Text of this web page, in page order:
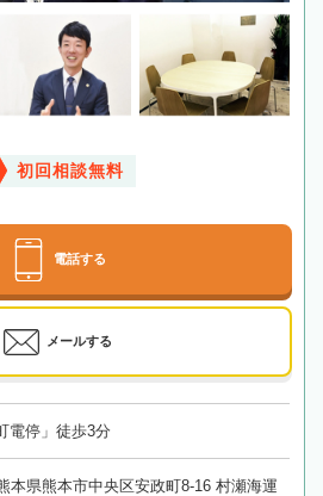
初回相談無料
電話する
メールする
電停」徒歩3分
本県熊本市中央区安政町8-16 村瀬海運